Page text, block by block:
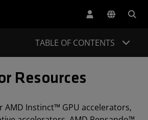
TABLE OF CONTENTS
Resources
AMD Instinct™ GPU accelerators,